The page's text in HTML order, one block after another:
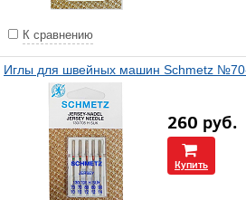
К сравнению
Иглы для швейных машин Schmetz
260 руб.
Купить